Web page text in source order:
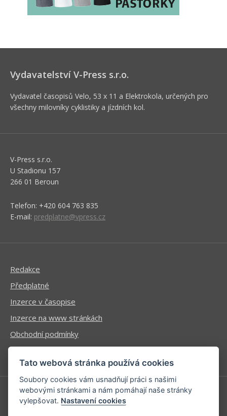
Vydavatelství V-Press s.r.o.
Vydavatel časopisů Velo, 53 x 11 a Elektrokola, určených pro
všechny milovníky cyklistiky a jízdních kol.
V-Press s.r.o.
U Stadionu 157
266 01 Beroun
Telefon: +420 604 763 835
E-mail: predplatne@vpress.cz
Redakce
Předplatné
Inzerce v časopise
Inzerce na www stránkách
Obchodní podmínky
Ochrana osobních údajů
Příhlášení | Registrace
Tato webová stránka používá cookies
Soubory cookies vám usnadňují práci s našimi
webovými stránkami a nám pomáhají naše stránky
vylepšovat. Nastavení cookies